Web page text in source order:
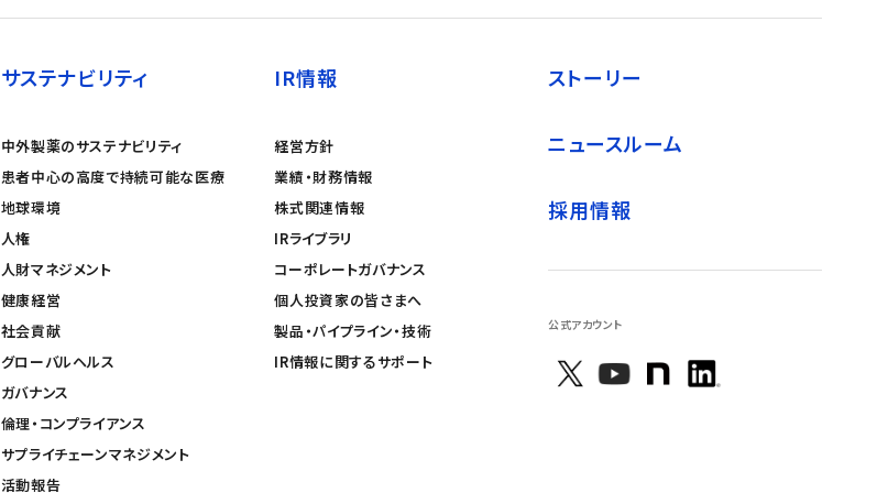
サステナビリティ
中外製薬のサステナビリティ
患者中心の高度で持続可能な医療
地球環境
人権
人財マネジメント
健康経営
社会貢献
グローバルヘルス
ガバナンス
倫理・コンプライアンス
サプライチェーンマネジメント
活動報告
IR情報
経営方針
業績・財務情報
株式関連情報
IRライブラリ
コーポレートガバナンス
個人投資家の皆さまへ
製品・パイプライン・技術
IR情報に関するサポート
ストーリー
ニュースルーム
採用情報
公式アカウント